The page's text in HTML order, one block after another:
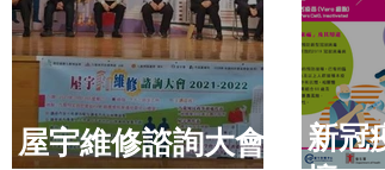
屋宇維修諮詢大會
新冠